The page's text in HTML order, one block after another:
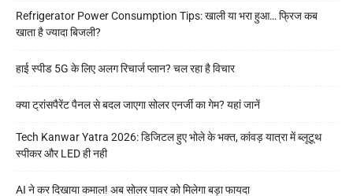
Refrigerator Power Consumption Tips: खाली या भरा हुआ… फ्रिज कब
खाता है ज्यादा बिजली?
हाई स्पीड 5G के लिए अलग रिचार्ज प्लान? चल रहा है विचार
क्या ट्रांसपैरेंट पैनल से बदल जाएगा सोलर एनर्जी का गेम? यहां जानें
Tech Kanwar Yatra 2026: डिजिटल हुए भोले के भक्त, कांवड़ यात्रा में ब्लूटूथ
स्पीकर और LED ही नही
AI ने कर दिखाया कमाल! अब सोलर पावर को मिलेगा बड़ा फायदा